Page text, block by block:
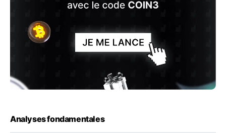
Analyses fondamentales